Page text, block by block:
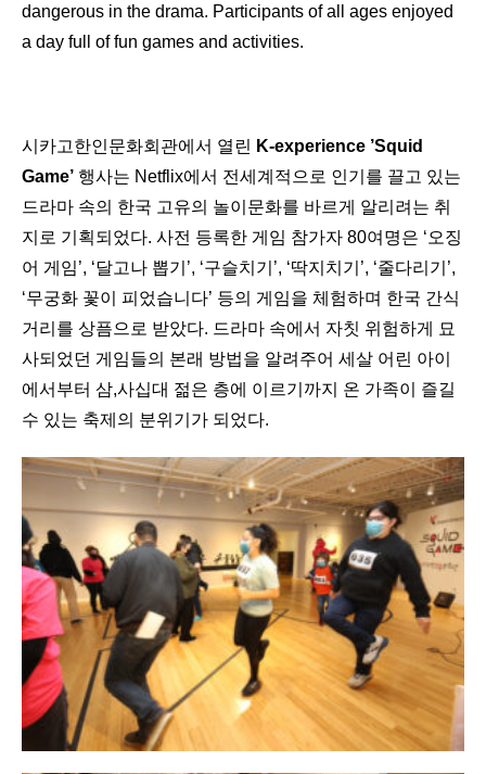
dangerous in the drama. Participants of all ages enjoyed
a day full of fun games and activities.
시카고한인문화회관에서 열린 K-experience ’Squid
Game’ 행사는 Netflix에서 전세계적으로 인기를 끌고 있는
드라마 속의 한국 고유의 놀이문화를 바르게 알리려는 취
지로 기획되었다. 사전 등록한 게임 참가자 80여명은 ‘오징
어 게임’, ‘달고나 뽑기’, ‘구슬치기’, ‘딱지치기’, ‘줄다리기’,
‘무궁화 꽃이 피었습니다’ 등의 게임을 체험하며 한국 간식
거리를 상픔으로 받았다. 드라마 속에서 자칫 위험하게 묘
사되었던 게임들의 본래 방법을 알려주어 세살 어린 아이
에서부터 삼,사십대 젊은 층에 이르기까지 온 가족이 즐길
수 있는 축제의 분위기가 되었다.